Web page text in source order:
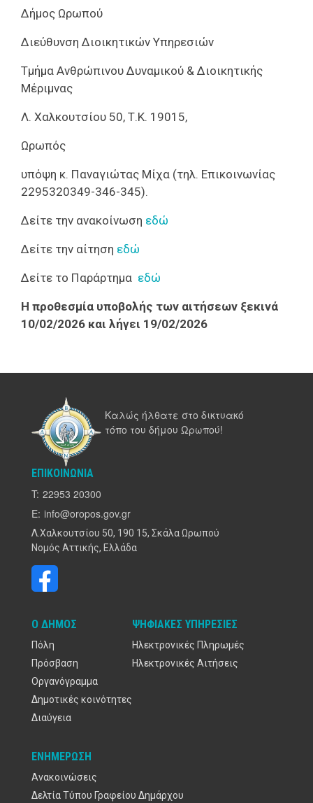
Δήμος Ωρωπού
Διεύθυνση Διοικητικών Υπηρεσιών
Τμήμα Ανθρώπινου Δυναμικού & Διοικητικής
Μέριμνας
Λ. Χαλκουτσίου 50, Τ.Κ. 19015,
Ωρωπός
υπόψη κ. Παναγιώτας Μίχα (τηλ. Επικοινωνίας
2295320349-346-345).
Δείτε την ανακοίνωση εδώ
Δείτε την αίτηση εδώ
Δείτε το Παράρτημα εδώ
Η προθεσμία υποβολής των αιτήσεων ξεκινά
10/02/2026 και λήγει 19/02/2026
Καλώς ήλθατε στο δικτυακό
τόπο του δήμου Ωρωπού!
ΕΠΙΚΟΙΝΩΝΊΑ
T: 22953 20300
E: info@oropos.gov.gr
Λ.Χαλκουτσίου 50, 190 15, Σκάλα Ωρωπού
Νομός Αττικής, Ελλάδα
Ο ΔΉΜΟΣ
Πόλη
Πρόσβαση
Οργανόγραμμα
Δημοτικές κοινότητες
Διαύγεια
ΨΗΦΙΑΚΈΣ ΥΠΗΡΕΣΊΕΣ
Ηλεκτρονικές Πληρωμές
Ηλεκτρονικές Αιτήσεις
ΕΝΗΜΈΡΩΣΗ
Ανακοινώσεις
Δελτία Τύπου Γραφείου Δημάρχου